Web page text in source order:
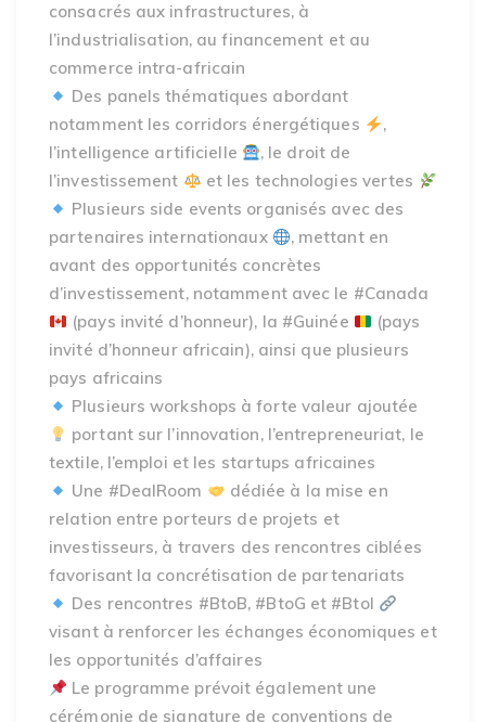
consacrés aux infrastructures, à
l’industrialisation, au financement et au
commerce intra-africain
Des panels thématiques abordant
notamment les corridors énergétiques
,
l’intelligence artificielle
, le droit de
l’investissement
et les technologies vertes
Plusieurs side events organisés avec des
partenaires internationaux
, mettant en
avant des opportunités concrètes
d’investissement, notamment avec le #Canada
(pays invité d’honneur), la #Guinée
(pays
invité d’honneur africain), ainsi que plusieurs
pays africains
Plusieurs workshops à forte valeur ajoutée
portant sur l’innovation, l’entrepreneuriat, le
textile, l’emploi et les startups africaines
Une #DealRoom
dédiée à la mise en
relation entre porteurs de projets et
investisseurs, à travers des rencontres ciblées
favorisant la concrétisation de partenariats
Des rencontres #BtoB, #BtoG et #BtoI
visant à renforcer les échanges économiques et
les opportunités d’affaires
Le programme prévoit également une
cérémonie de signature de conventions de